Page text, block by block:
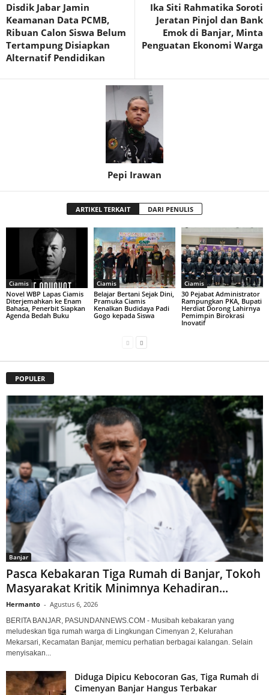
Disdik Jabar Jamin
Keamanan Data PCMB,
Ribuan Calon Siswa Belum
Tertampung Disiapkan
Alternatif Pendidikan
Ika Siti Rahmatika Soroti
Jeratan Pinjol dan Bank
Emok di Banjar, Minta
Penguatan Ekonomi Warga
Pepi Irawan
ARTIKEL TERKAIT DARI PENULIS
Ciamis
Novel WBP Lapas Ciamis
Diterjemahkan ke Enam
Bahasa, Penerbit Siapkan
Agenda Bedah Buku
Ciamis
Belajar Bertani Sejak Dini,
Pramuka Ciamis
Kenalkan Budidaya Padi
Gogo kepada Siswa
Ciamis
30 Pejabat Administrator
Rampungkan PKA, Bupati
Herdiat Dorong Lahirnya
Pemimpin Birokrasi
Inovatif
POPULER
Banjar
Pasca Kebakaran Tiga Rumah di Banjar, Tokoh
Masyarakat Kritik Minimnya Kehadiran...
Hermanto - Agustus 6, 2026
BERITA BANJAR, PASUNDANNEWS.COM - Musibah kebakaran yang
meludeskan tiga rumah warga di Lingkungan Cimenyan 2, Kelurahan
Mekarsari, Kecamatan Banjar, memicu perhatian berbagai kalangan. Selain
menyisakan...
Diduga Dipicu Kebocoran Gas, Tiga Rumah di
Cimenyan Banjar Hangus Terbakar